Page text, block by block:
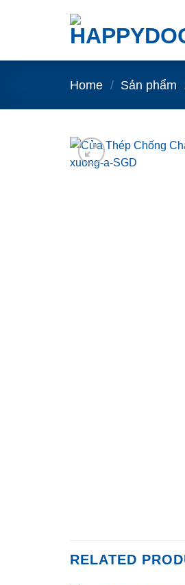
Home / Sản phẩm
RELATED